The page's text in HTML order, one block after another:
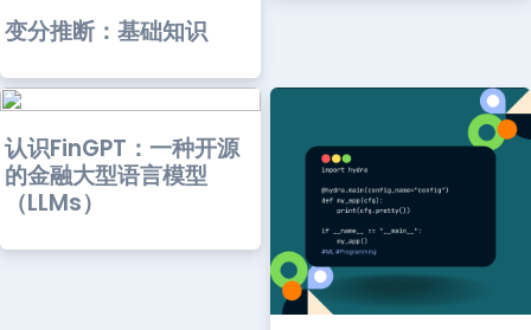
变分推断：基础知识
认识FinGPT：一种开源
的金融大型语言模型
（LLMs）